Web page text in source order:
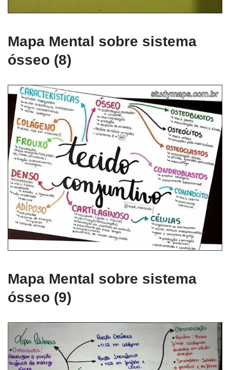
Mapa Mental sobre sistema
ósseo (8)
Mapa Mental sobre sistema
ósseo (9)